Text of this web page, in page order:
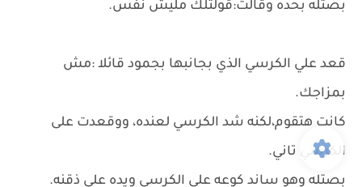
بصتله بحده وقالت:قولتلك مليش نفس.
قعد علي الكرسي الذي بجانبها بجمود قائلا :مش
بمزاجك.
كانت هتقوم،لكنه شد الكرسي لعنده، ووقعدت على
الكرسي تاني.
بصتله وهو ساند كوعه على الكرسي ويده علي ذقنه.